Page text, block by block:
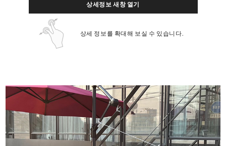
상세정보 새창 열기
상세 정보를 확대해 보실 수 있습니다.